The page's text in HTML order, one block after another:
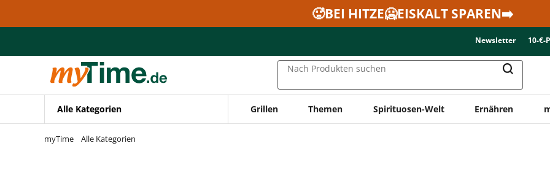
Zur Navigation springen
🥵BEI HITZE🥶EISKALT SPAREN➡️
Newsletter 10-€-
Nach Produkten suchen
Alle Kategorien Grillen Themen Spirituosen-Welt Ernähren
myTime Alle Kategorien